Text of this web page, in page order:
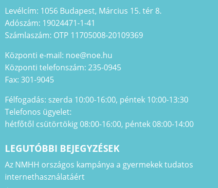
Levélcím: 1056 Budapest, Március 15. tér 8.
Adószám: 19024471-1-41
Számlaszám: OTP 11705008-20109369
Központi e-mail: noe@noe.hu
Központi telefonszám: 235-0945
Fax: 301-9045
Félfogadás: szerda 10:00-16:00, péntek 10:00-13:30
Telefonos ügyelet:
hétfőtől csütörtökig 08:00-16:00, péntek 08:00-14:00
LEGUTÓBBI BEJEGYZÉSEK
Az NMHH országos kampánya a gyermekek tudatos
internethasználatáért